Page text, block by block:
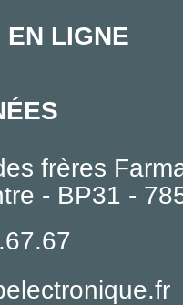
EN LIGNE
frères
- BP31 -